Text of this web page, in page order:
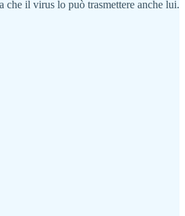
che il virus lo può trasmettere anche lui.